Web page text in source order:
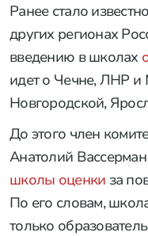
Ранее стало
других регионах
введению в школах
идет о Чечне, ЛНР и
Новгородской,
До этого член
Анатолий
школы оценки за
По его словам,
только